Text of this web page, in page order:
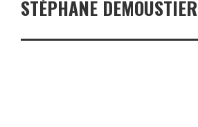
STÉPHANE DEMOUSTIER